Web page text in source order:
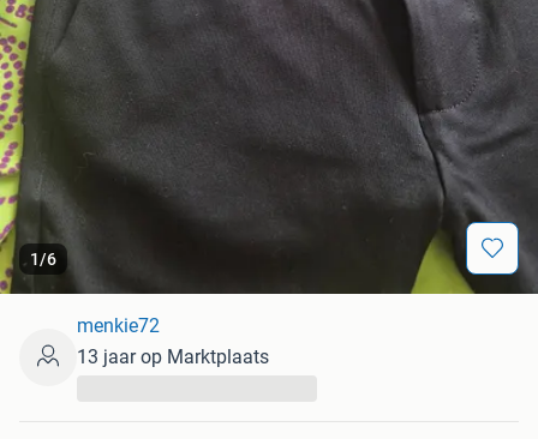
1/6
menkie72
13 jaar op Marktplaats